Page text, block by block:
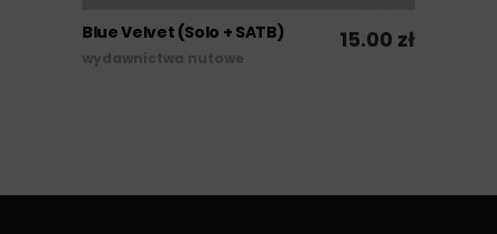
DODAJ DO KOSZYKA
Blue Velvet (Solo + SATB) 15.00 zł
wydawnictwa nutowe